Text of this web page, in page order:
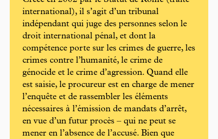
international), il s’agit d’un tribunal
indépendant qui juge des personnes selon le
droit international pénal, et dont la
compétence porte sur les crimes de guerre, les
crimes contre l’humanité, le crime de
génocide et le crime d’agression. Quand elle
est saisie, le procureur est en charge de mener
l’enquête et de rassembler les éléments
nécessaires à l’émission de mandats d’arrêt,
en vue d’un futur procès – qui ne peut se
mener en l’absence de l’accusé. Bien que